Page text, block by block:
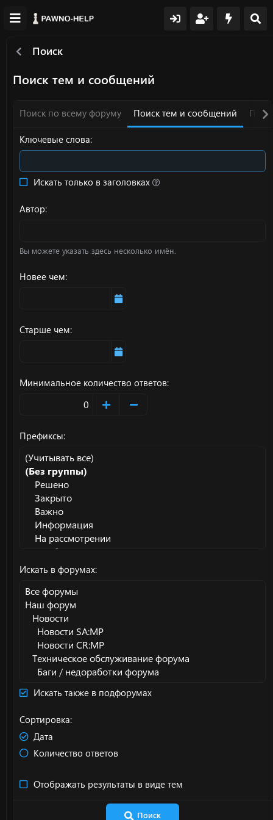
Поиск
Поиск тем и сообщений
Поиск по всему форуму Поиск тем и сообщений
Ключевые слова
Искать только в заголовках
Автор
Вы можете указать здесь несколько имён.
Новее чем
Старше чем
Минимальное количество ответов
Префиксы
Искать в форумах
Искать также в подфорумах
Сортировка
Дата
Количество ответов
Отображать результаты в виде тем
Поиск